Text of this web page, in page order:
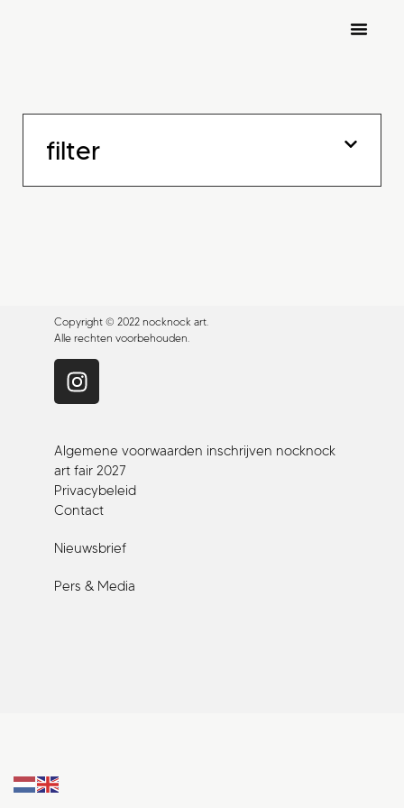
filter
Copyright © 2022 nocknock art.
Alle rechten voorbehouden.
Algemene voorwaarden inschrijven nocknock
art fair 2027
Privacybeleid
Contact
Nieuwsbrief
Pers & Media